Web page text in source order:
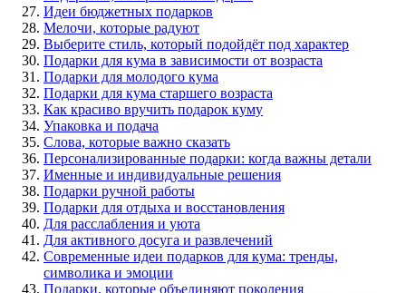
Идеи бюджетных подарков
Мелочи, которые радуют
Выберите стиль, который подойдёт под характер
Подарки для кума в зависимости от возраста
Подарки для молодого кума
Подарки для кума старшего возраста
Как красиво вручить подарок куму
Упаковка и подача
Слова, которые важно сказать
Персонализированные подарки: когда важны детали
Именные и индивидуальные решения
Подарки ручной работы
Подарки для отдыха и восстановления
Для расслабления и уюта
Для активного досуга и развлечений
Современные идеи подарков для кума: тренды,
символика и эмоции
Подарки, которые объединяют поколения